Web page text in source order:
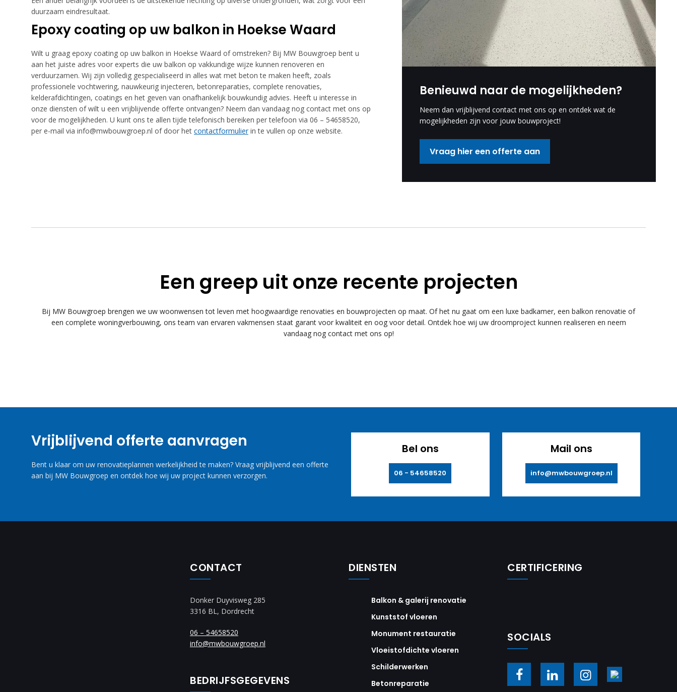
duurzaam eindresultaat.
Epoxy coating op uw balkon in Hoekse Waard
Wilt u graag epoxy coating op uw balkon in Hoekse Waard of omstreken? Bij MW Bouwgroep bent u
aan het juiste adres voor experts die uw balkon op vakkundige wijze kunnen renoveren en
verduurzamen. Wij zijn volledig gespecialiseerd in alles wat met beton te maken heeft, zoals
professionele vochtwering, nauwkeurig injecteren, betonreparaties, complete renovaties,
kelderafdichtingen, coatings en het geven van onafhankelijk bouwkundig advies. Heeft u interesse in
onze diensten of wilt u een vrijblijvende offerte ontvangen? Neem dan vandaag nog contact met ons op
voor de mogelijkheden. U kunt ons te allen tijde telefonisch bereiken per telefoon via 06 – 54658520,
per e-mail via info@mwbouwgroep.nl of door het contactformulierin te vullen op onze website.
Benieuwd naar de mogelijkheden?
Neem dan vrijblijvend contact met ons op en ontdek wat de
mogelijkheden zijn voor jouw bouwproject!
Vraag hier een offerte aan
Een greep uit onze recente projecten
Bij MW Bouwgroep brengen we uw woonwensen tot leven met hoogwaardige renovaties en bouwprojecten op maat. Of het nu gaat om een luxe badkamer, een balkon renovatie of
een complete woningverbouwing, ons team van ervaren vakmensen staat garant voor kwaliteit en oog voor detail. Ontdek hoe wij uw droomproject kunnen realiseren en neem
vandaag nog contact met ons op!
Vrijblijvend offerte aanvragen
Bent u klaar om uw renovatieplannen werkelijkheid te maken? Vraag vrijblijvend een offerte
aan bij MW Bouwgroep en ontdek hoe wij uw project kunnen verzorgen.
Bel ons
06 - 54658520
Mail ons
info@mwbouwgroep.nl
CONTACT
Donker Duyvisweg 285
3316 BL, Dordrecht
06 – 54658520
info@mwbouwgroep.nl
BEDRIJFSGEGEVENS
DIENSTEN
Balkon & galerij renovatie
Kunststof vloeren
Monument restauratie
Vloeistofdichte vloeren
Schilderwerken
Betonreparatie
CERTIFICERING
SOCIALS